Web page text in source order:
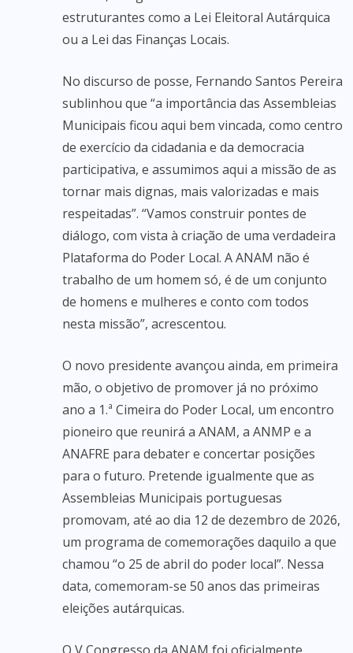
estruturantes como a Lei Eleitoral Autárquica
ou a Lei das Finanças Locais.
No discurso de posse, Fernando Santos Pereira
sublinhou que “a importância das Assembleias
Municipais ficou aqui bem vincada, como centro
de exercício da cidadania e da democracia
participativa, e assumimos aqui a missão de as
tornar mais dignas, mais valorizadas e mais
respeitadas”. “Vamos construir pontes de
diálogo, com vista à criação de uma verdadeira
Plataforma do Poder Local. A ANAM não é
trabalho de um homem só, é de um conjunto
de homens e mulheres e conto com todos
nesta missão”, acrescentou.
O novo presidente avançou ainda, em primeira
mão, o objetivo de promover já no próximo
ano a 1.ª Cimeira do Poder Local, um encontro
pioneiro que reunirá a ANAM, a ANMP e a
ANAFRE para debater e concertar posições
para o futuro. Pretende igualmente que as
Assembleias Municipais portuguesas
promovam, até ao dia 12 de dezembro de 2026,
um programa de comemorações daquilo a que
chamou “o 25 de abril do poder local”. Nessa
data, comemoram-se 50 anos das primeiras
eleições autárquicas.